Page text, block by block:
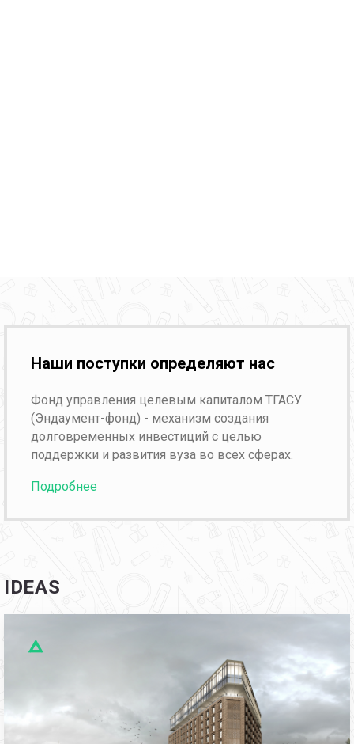
Наши поступки определяют нас
Фонд управления целевым капиталом ТГАСУ
(Эндаумент-фонд) - механизм создания
долговременных инвестиций с целью
поддержки и развития вуза во всех сферах.
Подробнее
IDEAS